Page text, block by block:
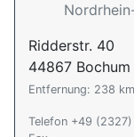
Ridderstr. 40
44867 Bochum
Entfernung: 238 km
Telefon +49